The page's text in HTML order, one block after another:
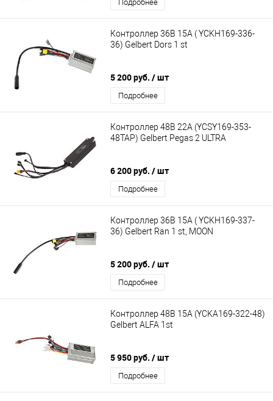
Подробнее
Контроллер 36В 15А ( YCKH169-336-
36) Gelbert Dors 1 st
5 200 руб. / шт
Подробнее
Контроллер 48В 22А (YCSY169-353-
48TAP) Gelbert Pegas 2 ULTRA
6 200 руб. / шт
Подробнее
Контроллер 36В 15А ( YCKH169-337-
36) Gelbert Ran 1 st, MOON
5 200 руб. / шт
Подробнее
Контроллер 48В 15А (YCKA169-322-48)
Gelbert ALFA 1st
5 950 руб. / шт
Подробнее